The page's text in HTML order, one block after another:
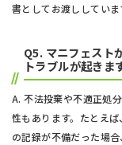
書としてお渡ししてい
Q5. マニフェスト
トラブルが起きま
A. 不法投棄や不適正処
性もあります。たとえ
の記録が不備だった場